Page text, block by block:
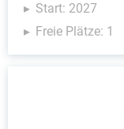
Start: 2027
Freie Plätze: 1